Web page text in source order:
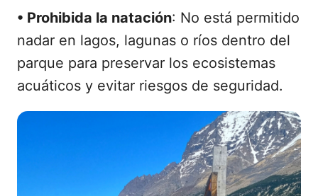
• Prohibida la natación: No está permitido
nadar en lagos, lagunas o ríos dentro del
parque para preservar los ecosistemas
acuáticos y evitar riesgos de seguridad.